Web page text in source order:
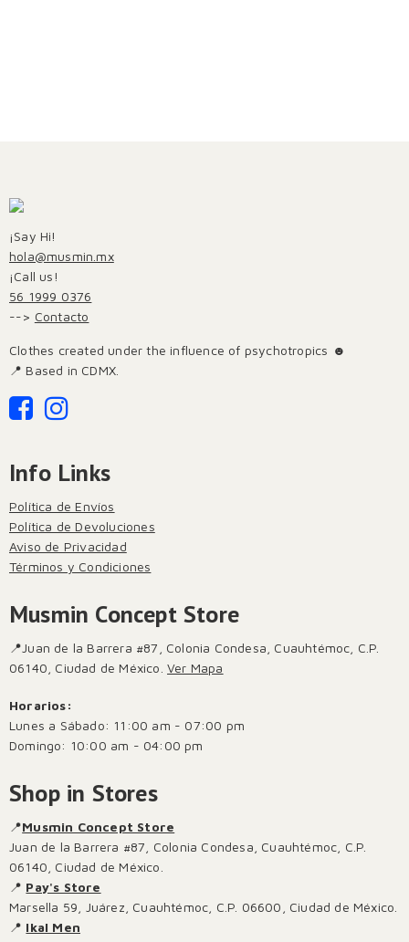
¡Say Hi!
hola@musmin.mx
¡Call us!
56 1999 0376
--> Contacto
Clothes created under the influence of psychotropics ☻
📍 Based in CDMX.
Info Links
Política de Envíos
Política de Devoluciones
Aviso de Privacidad
Términos y Condiciones
Musmin Concept Store
📍Juan de la Barrera #87, Colonia Condesa, Cuauhtémoc, C.P.
06140, Ciudad de México. Ver Mapa
Horarios:
Lunes a Sábado: 11:00 am - 07:00 pm
Domingo: 10:00 am - 04:00 pm
Shop in Stores
📍Musmin Concept Store
Juan de la Barrera #87, Colonia Condesa, Cuauhtémoc, C.P.
06140, Ciudad de México.
📍 Pay's Store
Marsella 59, Juárez, Cuauhtémoc, C.P. 06600, Ciudad de México.
📍 Ikal Men